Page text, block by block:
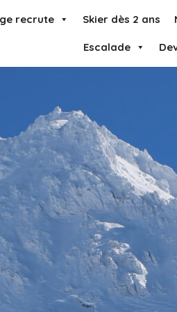
recrute Skier dès 2 ans
Escalade